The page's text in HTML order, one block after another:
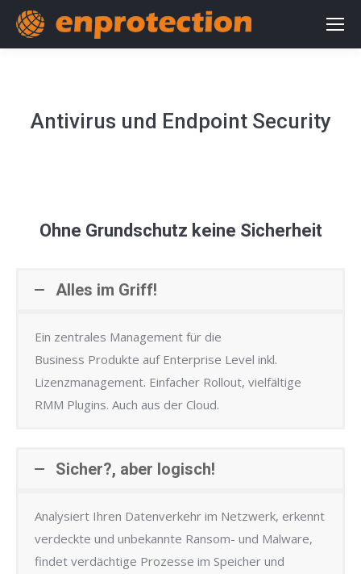
Antivirus und Endpoint Security
Ohne Grundschutz keine Sicherheit
Alles im Griff!
Ein zentrales Management für die
Business Produkte auf Enterprise Level inkl.
Lizenzmanagement. Einfacher Rollout, vielfältige
RMM Plugins. Auch aus der Cloud.
Sicher?, aber logisch!
Analysiert Ihren Datenverkehr im Netzwerk, erkennt
verdeckte und unbekannte Ransom- und Malware,
findet verdächtige Prozesse im Speicher und